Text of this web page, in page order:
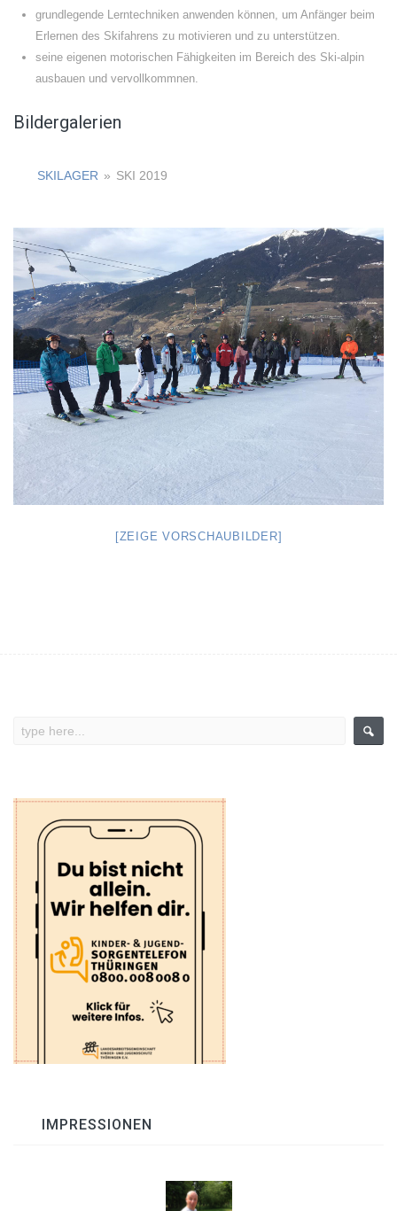
grundlegende Lerntechniken anwenden können, um Anfänger beim
Erlernen des Skifahrens zu motivieren und zu unterstützen.
seine eigenen motorischen Fähigkeiten im Bereich des Ski-alpin
ausbauen und vervollkommnen.
Bildergalerien
SKILAGER » SKI 2019
[ZEIGE VORSCHAUBILDER]
IMPRESSIONEN